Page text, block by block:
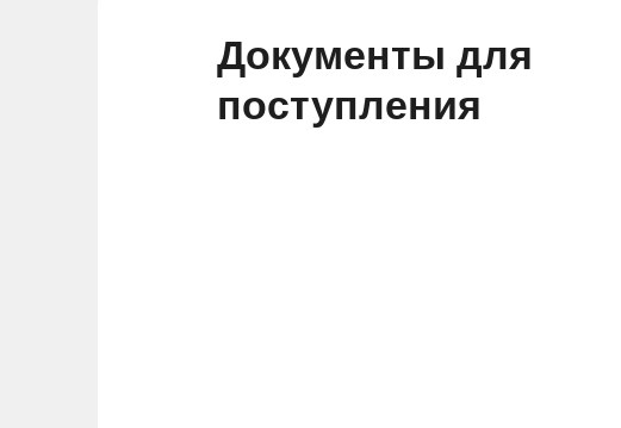
Документы для
поступления